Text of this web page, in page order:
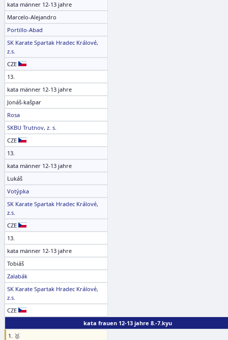
kata männer 12-13 jahre
Marcelo-Alejandro
Portillo-Abad
SK Karate Spartak Hradec Králové,
z.s.
CZE
13.
kata männer 12-13 jahre
Jonáš-kašpar
Rosa
SKBU Trutnov, z. s.
CZE
13.
kata männer 12-13 jahre
Lukáš
Votýpka
SK Karate Spartak Hradec Králové,
z.s.
CZE
13.
kata männer 12-13 jahre
Tobiáš
Zalabák
SK Karate Spartak Hradec Králové,
z.s.
CZE
kata frauen 12-13 jahre 8.-7.kyu
1. 🥇